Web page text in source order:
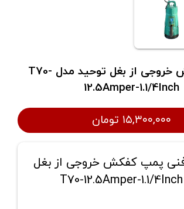
پمپ کفکش خروجی از بغل توحید مدل T70-
12.5Amper-1.1/4Inch
۱۵,۳۰۰,۰۰۰ تومان
پمپ کفکش خروجی از بغل